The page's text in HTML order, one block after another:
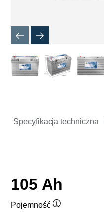
Specyfikacja techniczna
105 Ah
Pojemność